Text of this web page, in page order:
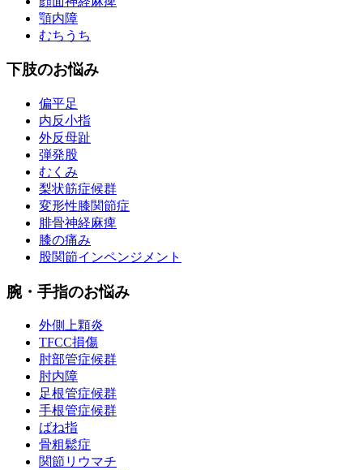
顎内障
むちうち
下肢のお悩み
偏平足
内反小指
外反母趾
弾発股
むくみ
梨状筋症候群
変形性膝関節症
腓骨神経麻痺
膝の痛み
股関節インペンジメント
腕・手指のお悩み
外側上顆炎
TFCC損傷
肘部管症候群
肘内障
足根管症候群
手根管症候群
ばね指
骨粗鬆症
関節リウマチ